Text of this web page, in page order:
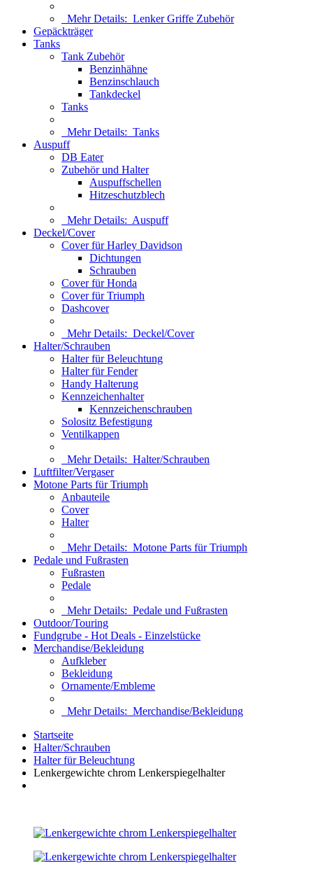
Mehr Details: Lenker Griffe Zubehör
Gepäckträger
Tanks
Tank Zubehör
Benzinhähne
Benzinschlauch
Tankdeckel
Tanks
Mehr Details: Tanks
Auspuff
DB Eater
Zubehör und Halter
Auspuffschellen
Hitzeschutzblech
Mehr Details: Auspuff
Deckel/Cover
Cover für Harley Davidson
Dichtungen
Schrauben
Cover für Honda
Cover für Triumph
Dashcover
Mehr Details: Deckel/Cover
Halter/Schrauben
Halter für Beleuchtung
Halter für Fender
Handy Halterung
Kennzeichenhalter
Kennzeichenschrauben
Solositz Befestigung
Ventilkappen
Mehr Details: Halter/Schrauben
Luftfilter/Vergaser
Motone Parts für Triumph
Anbauteile
Cover
Halter
Mehr Details: Motone Parts für Triumph
Pedale und Fußrasten
Fußrasten
Pedale
Mehr Details: Pedale und Fußrasten
Outdoor/Touring
Fundgrube - Hot Deals - Einzelstücke
Merchandise/Bekleidung
Aufkleber
Bekleidung
Ornamente/Embleme
Mehr Details: Merchandise/Bekleidung
Startseite
Halter/Schrauben
Halter für Beleuchtung
Lenkergewichte chrom Lenkerspiegelhalter